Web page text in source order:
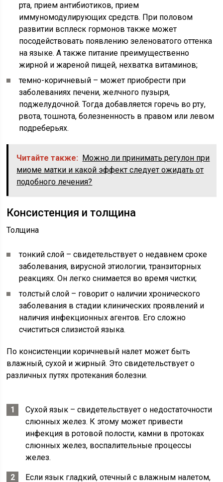
рта, прием антибиотиков, прием
иммуномодулирующих средств. При половом
развитии всплеск гормонов также может
посодействовать появлению зеленоватого оттенка
на языке. А также питание преимущественно
жирной и жареной пищей, нехватка витаминов;
темно-коричневый – может приобрести при
заболеваниях печени, желчного пузыря,
поджелудочной. Тогда добавляется горечь во рту,
рвота, тошнота, болезненность в правом или левом
подреберьях.
Читайте также: Можно ли принимать регулон при
миоме матки и какой эффект следует ожидать от
подобного лечения?
Консистенция и толщина
Толщина
тонкий слой – свидетельствует о недавнем сроке
заболевания, вирусной этиологии, транзиторных
реакциях. Он легко снимается во время чистки;
толстый слой – говорит о наличии хронического
заболевания в стадии клинических проявлений и
наличия инфекционных агентов. Его сложно
счиститься слизистой языка.
По консистенции коричневый налет может быть
влажный, сухой и жирный. Это свидетельствует о
различных путях протекания болезни.
Сухой язык – свидетельствует о недостаточности
слюнных желез. К этому может привести
инфекция в ротовой полости, камни в протоках
слюнных желез, воспалительные процессы
желез.
Если язык гладкий, отечный с влажным налетом,